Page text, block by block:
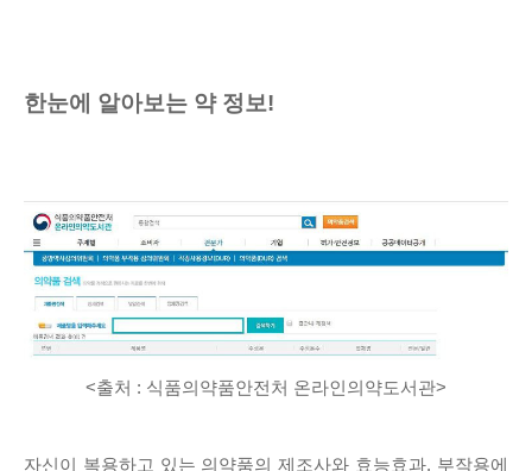
한눈에 알아보는 약 정보!
<출처 : 식품의약품안전처 온라인의약도서관>
자신이 복용하고 있는 의약품의 제조사와 효능효과, 부작용에